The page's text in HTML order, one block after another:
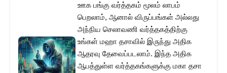
ஊக பங்கு வர்த்தகம் மூலம் லாபம்
பெறலாம், ஆனால் விருப்பங்கள் அல்லது
அந்நிய செலாவணி வர்த்தகத்திற்கு
உங்கள் மஹா தசாவில் இருந்து அதிக
ஆதரவு தேவைப்படலாம். இந்த அதிக
ஆபத்துள்ள வர்த்தகங்களுக்கு மகா தசா